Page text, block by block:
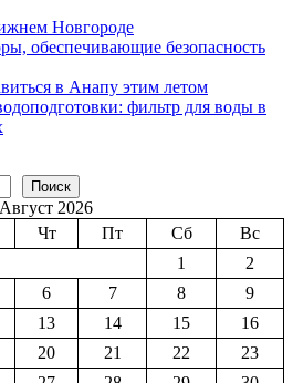
Новгороде
обеспечивающие безопасность
в Анапу этим летом
фильтр для воды в
Поиск
Август 2026
Чт Пт Сб
Вс
1
2
6 7 8
9
13 14 15
16
20 21 22
23